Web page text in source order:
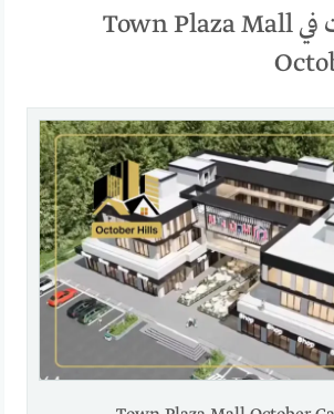
أسعار الوحدات في Town Plaza Mall